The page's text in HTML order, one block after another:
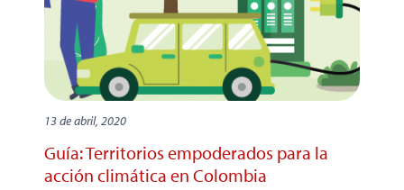
13 de abril, 2020
Guía: Territorios empoderados para la
acción climática en Colombia